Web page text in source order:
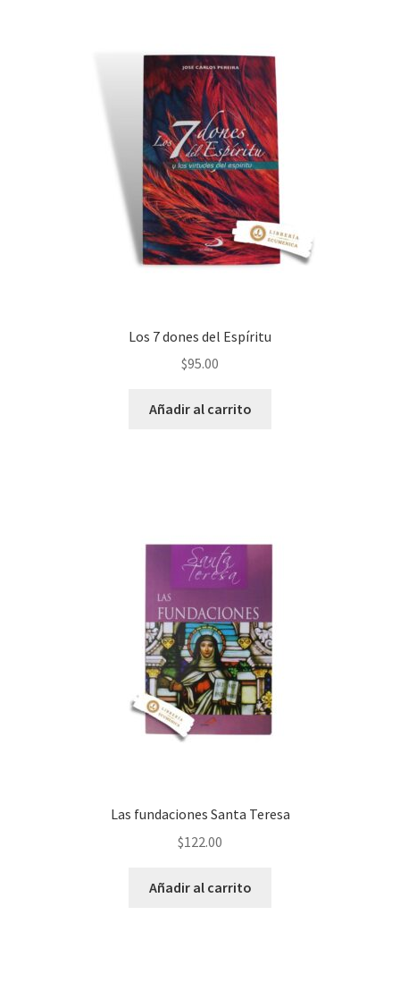
Los 7 dones del Espíritu
$95.00
Añadir al carrito
Las fundaciones Santa Teresa
$122.00
Añadir al carrito